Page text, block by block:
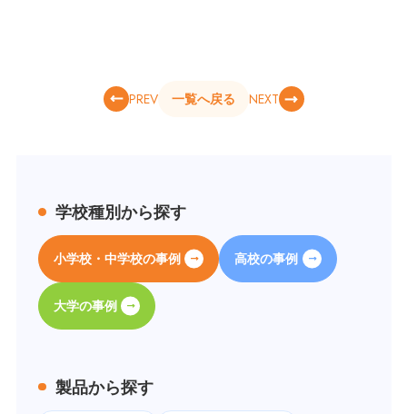
PREV 一覧へ戻る NEXT
学校種別から探す
小学校・中学校の事例 高校の事例
大学の事例
製品から探す